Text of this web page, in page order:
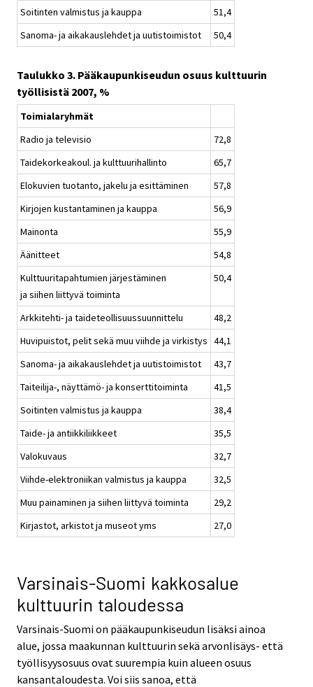
Soitinten valmistus ja kauppa
51,4
Sanoma- ja aikakauslehdet ja uutistoimistot
50,4
Taulukko 3. Pääkaupunkiseudun osuus kulttuurin
työllisistä 2007, %
Toimialaryhmät
Radio ja televisio
72,8
Taidekorkeakoul. ja kulttuurihallinto
65,7
Elokuvien tuotanto, jakelu ja esittäminen
57,8
Kirjojen kustantaminen ja kauppa
56,9
Mainonta
55,9
Äänitteet
54,8
Kulttuuritapahtumien järjestäminen
ja siihen liittyvä toiminta
50,4
Arkkitehti- ja taideteollisuussuunnittelu
48,2
Huvipuistot, pelit sekä muu viihde ja virkistys 44,1
Sanoma- ja aikakauslehdet ja uutistoimistot
43,7
Taiteilija-, näyttämö- ja konserttitoiminta
41,5
Soitinten valmistus ja kauppa
38,4
Taide- ja antiikkiliikkeet
35,5
Valokuvaus
32,7
Viihde-elektroniikan valmistus ja kauppa
32,5
Muu painaminen ja siihen liittyvä toiminta
29,2
Kirjastot, arkistot ja museot yms
27,0
Varsinais-Suomi kakkosalue
kulttuurin taloudessa
Varsinais-Suomi on pääkaupunkiseudun lisäksi ainoa
alue, jossa maakunnan kulttuurin sekä arvonlisäys- että
työllisyysosuus ovat suurempia kuin alueen osuus
kansantaloudesta. Voi siis sanoa, että